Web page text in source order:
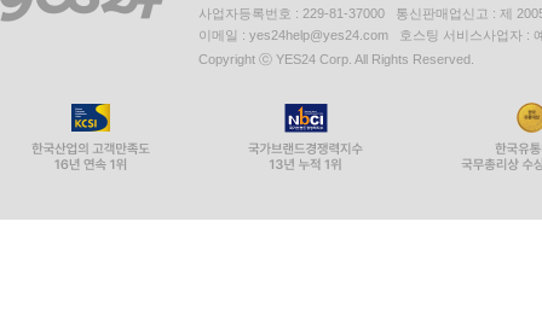
사업자등록번호 : 229-81-37000 통신판매업신고 : 제
이메일 : yes24help@yes24.com 호스팅 서비스사업자 :
Copyright ⓒ YES24 Corp. All Rights Reserved.